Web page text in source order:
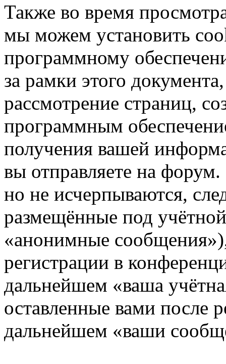
Также во время
мы можем установить
программному
за рамки этого
рассмотрение страниц,
программным
получения вашей
вы отправляете на
но не исчерпываются,
размещённые под
«анонимные
регистрации в
дальнейшем «ваша
оставленные вами после
дальнейшем «ваши